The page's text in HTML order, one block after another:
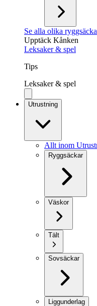
Se alla olika
Upptäck Kånken
Leksaker & spel
Tips
Leksaker & spel
Utrustning
Allt inom
Ryggsäckar
Väskor
Tält
Sovsäckar
Liggunderlag